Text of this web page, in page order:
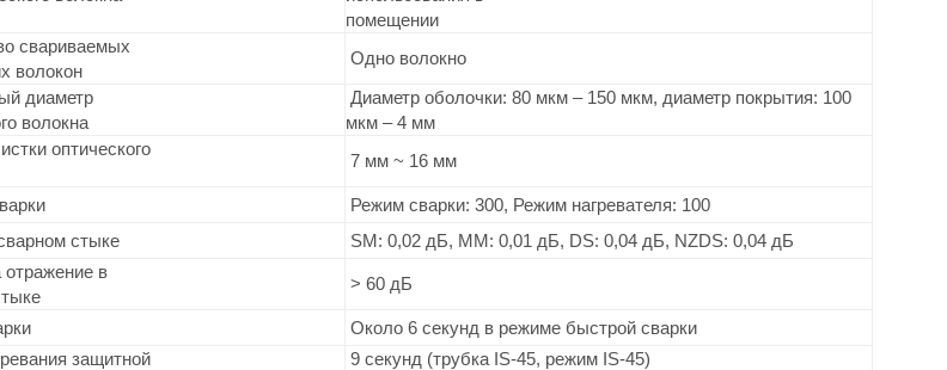
помещении
свариваемых
волокон
Одно волокно
диаметр
волокна
Диаметр оболочки: 80 мкм – 150 мкм, диаметр покрытия: 100
мкм – 4 мм
оптического
7 мм ~ 16 мм
Режим сварки: 300, Режим нагревателя: 100
стыке
SM: 0,02 дБ, MM: 0,01 дБ, DS: 0,04 дБ, NZDS: 0,04 дБ
отражение в
> 60 дБ
Около 6 секунд в режиме быстрой сварки
защитной
9 секунд (трубка IS-45, режим IS-45)